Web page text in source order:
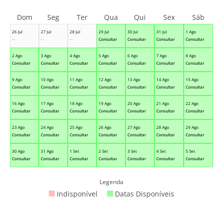
26 Jul
--
27 Jul
--
28 Jul
--
29 Jul
Consultar
30 Jul
Consultar
31 Jul
Consultar
1 Ago
Consultar
2 Ago
Consultar
3 Ago
Consultar
4 Ago
Consultar
5 Ago
Consultar
6 Ago
Consultar
7 Ago
Consultar
8 Ago
Consultar
9 Ago
Consultar
10 Ago
Consultar
11 Ago
Consultar
12 Ago
Consultar
13 Ago
Consultar
14 Ago
Consultar
15 Ago
Consultar
16 Ago
Consultar
17 Ago
Consultar
18 Ago
Consultar
19 Ago
Consultar
20 Ago
Consultar
21 Ago
Consultar
22 Ago
Consultar
23 Ago
Consultar
24 Ago
Consultar
25 Ago
Consultar
26 Ago
Consultar
27 Ago
Consultar
28 Ago
Consultar
29 Ago
Consultar
30 Ago
Consultar
31 Ago
Consultar
1 Set
Consultar
2 Set
Consultar
3 Set
Consultar
4 Set
Consultar
5 Set
Consultar
Dom Seg Ter Qua Qui Sex Sáb
Legenda
Indisponível Datas Disponíveis